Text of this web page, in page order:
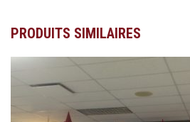
PRODUITS SIMILAIRES